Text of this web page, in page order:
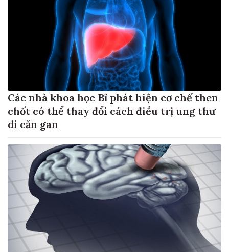
Các nhà khoa học Bỉ phát hiện cơ chế then
chốt có thể thay đổi cách điều trị ung thư
di căn gan